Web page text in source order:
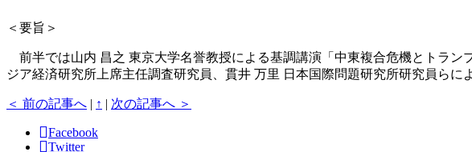
＜要旨＞
前半では山内 昌之 東京大学名誉教授による基調講演「中東複合危機とトラ
ジア経済研究所上席主任調査研究員、貫井 万里 日本国際問題研究所研究員ら
＜ 前の記事へ | ↑ | 次の記事へ ＞
Facebook
Twitter